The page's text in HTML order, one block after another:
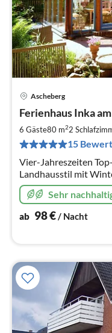
Ascheberg
Ferienhaus Inka
6 Gäste80 m22
15
Vier-Jahreszeiten
Landhausstil mit
Terrassen,
Sehr
ab 98€/ Nacht